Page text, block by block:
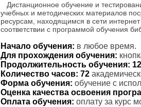
Дистанционное обучение и
учебных и методических материалов
ресурсам, находящимся в сети
соответствии с программой обучения
Начало обучения: в любое время.
Для прохождения обучения:
Продолжительность обучения: 12
Количество часов: 72
Форма обучения: обучение с
Оценка качества освоения
Оплата обучения: оплату за курс